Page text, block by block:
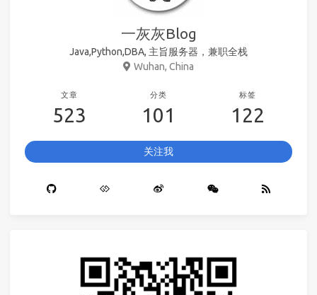
一灰灰Blog
Java,Python,DBA, 主旨服务器，兼职全栈
Wuhan, China
文章
523
分类
101
标签
122
关注我